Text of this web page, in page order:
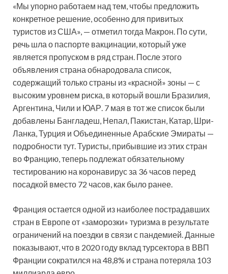
«Мы упорно работаем над тем, чтобы предложить
конкретное решение, особенно для привитых
туристов из США», — отметил тогда Макрон. По сути,
речь шла о паспорте вакцинации, который уже
является пропуском в ряд стран. После этого
объявления страна обнародовала список,
содержащий только страны из «красной» зоны — с
высоким уровнем риска, в который вошли Бразилия,
Аргентина, Чили и ЮАР. 7 мая в тот же список были
добавлены Бангладеш, Непал, Пакистан, Катар, Шри-
Ланка, Турция и Объединенные Арабские Эмираты —
подробности тут. Туристы, прибывшие из этих стран
во Францию, теперь подлежат обязательному
тестированию на коронавирус за 36 часов перед
посадкой вместо 72 часов, как было ранее.
Франция остается одной из наиболее пострадавших
стран в Европе от «заморозки» туризма в результате
ограничений на поездки в связи с пандемией. Данные
показывают, что в 2020 году вклад турсектора в ВВП
Франции сократился на 48,8% и страна потеряла 103